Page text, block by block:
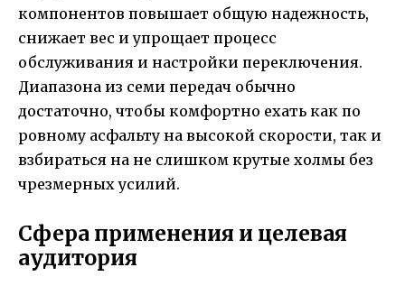
компонентов повышает общую надежность,
снижает вес и упрощает процесс
обслуживания и настройки переключения.
Диапазона из семи передач обычно
достаточно, чтобы комфортно ехать как по
ровному асфальту на высокой скорости, так и
взбираться на не слишком крутые холмы без
чрезмерных усилий.
Сфера применения и целевая
аудитория